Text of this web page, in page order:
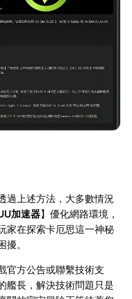
過上述方法，大多數情況
加速器】優化網路環境，
家在探索卡厄思這一神秘
。
官方公告或聯繫技術支
艦長，解決技術問題只是